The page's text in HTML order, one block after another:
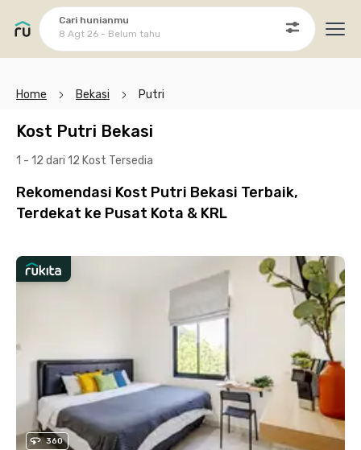
Cari hunianmu
8 Agt 26 - Belum tahu
Home Bekasi Putri
Kost Putri Bekasi
1 - 12 dari 12 Kost Tersedia
Rekomendasi Kost Putri Bekasi Terbaik,
Terdekat ke Pusat Kota & KRL
360